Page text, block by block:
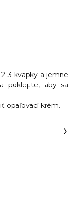
3 kvapky a jemne
poklepte, aby sa
opaľovací krém.